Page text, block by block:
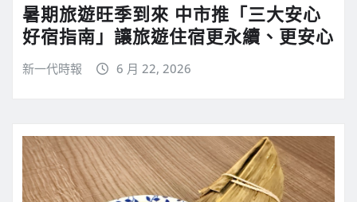
暑期旅遊旺季到來 中市推「三大安心
好宿指南」讓旅遊住宿更永續、更安心
新一代時報 6 月 22, 2026